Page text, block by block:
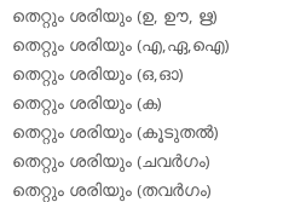
തെറ്റും ശരിയും (ഉ, ഊ, ഋ)
തെറ്റും ശരിയും (എ,ഏ,ഐ)
തെറ്റും ശരിയും (ഒ,ഓ)
തെറ്റും ശരിയും (ക)
തെറ്റും ശരിയും (കൂടുതല്‍)
തെറ്റും ശരിയും (ചവര്‍ഗം)
തെറ്റും ശരിയും (തവര്‍ഗം)